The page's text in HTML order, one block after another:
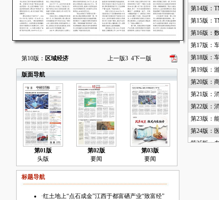
第10版： 区域经济 上一版3 4下一版
版面导航
第01版
头版
第02版
要闻
第03版
要闻
标题导航
·红土地上“点石成金”江西于都富硒产业“致富经”
第14版：
第15版：
第16版：
第17版：
第18版：
第19版：
第20版：
第21版：
第22版：
第23版：
第24版：
第25版：